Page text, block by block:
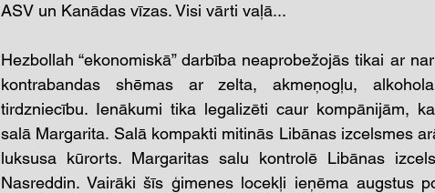
ASV un Kanādas vīzas. Visi vārti vaļā...
Hezbollah “ekonomiskā” darbība neaprobežojās tikai ar
kontrabandas shēmas ar zelta, akmeņogļu,
tirdzniecību. Ienākumi tika legalizēti caur kompānijām,
salā Margarita. Salā kompakti mitinās Libānas izcelsmes
luksusa kūrorts. Margaritas salu kontrolē Libānas
Nasreddin. Vairāki šīs ģimenes locekļi ieņēma augstus